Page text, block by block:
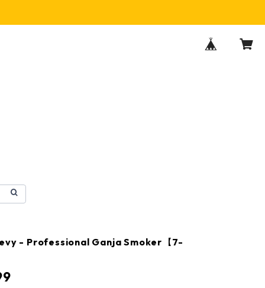
- Professional Ganja Smoker【7-